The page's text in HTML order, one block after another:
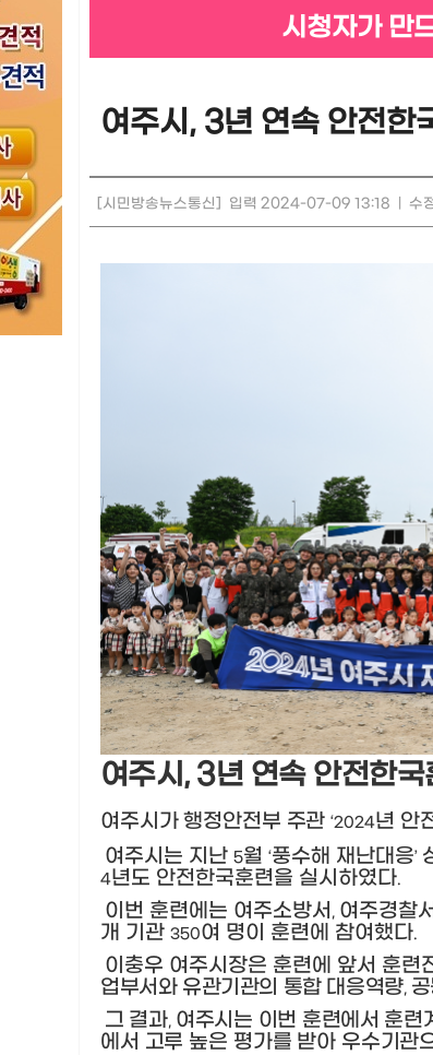
시청자가 만
여주시, 3년 연속 안전한
[시민방송뉴스통신] 입력 2024-07-09 13:18 수
여주시, 3년 연속 안전한
여주시가 행정안전부 주관‘2024년 안
여주시는 지난 5월 ‘풍수해 재난대응’
4년도 안전한국훈련을 실시하였다.
이번 훈련에는 여주소방서 , 여주경찰서
개 기관 350여 명이 훈련에 참여했다.
이충우 여주시장은 훈련에 앞서 훈련
업부서와 유관기관의 통합 대응역량,
그 결과, 여주시는 이번 훈련에서 훈련
에서 고루 높은 평가를 받아 우수기관